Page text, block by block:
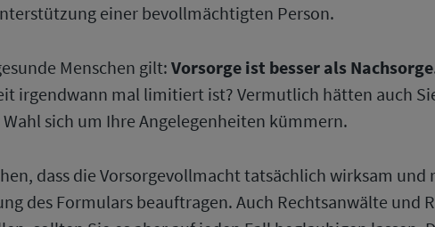
einer bevollmächtigten Person.
Menschen gilt: Vorsorge ist besser als Nachsorge
irgendwann mal limitiert ist? Vermutlich hätten auch
sich um Ihre Angelegenheiten kümmern.
dass die Vorsorgevollmacht tatsächlich wirksam
des Formulars beauftragen. Auch Rechtsanwälte und